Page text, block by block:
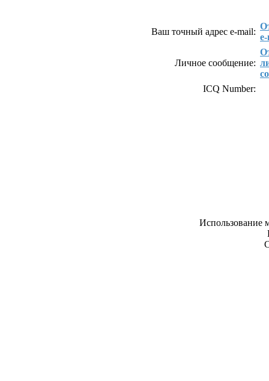
Ваш точный адрес e-mail:
Личное сообщение:
ICQ Number:
Использование